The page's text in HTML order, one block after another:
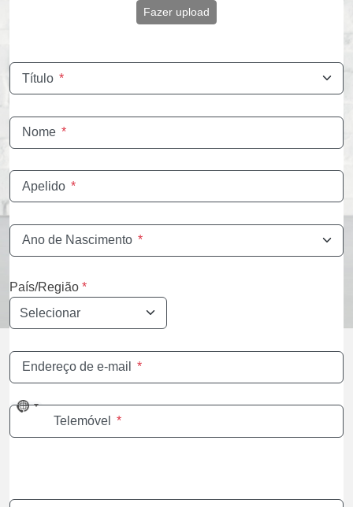
Fazer upload
Título *
Nome *
Apelido *
Ano de Nascimento *
País/Região *
Endereço de e-mail *
No
countryTelemóvel *